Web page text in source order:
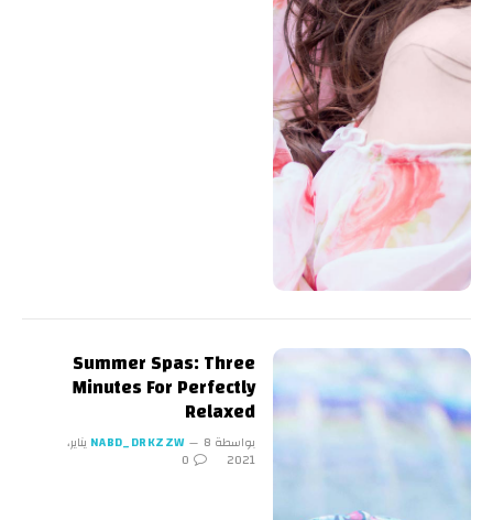
Summer Spas: Three
Minutes For Perfectly
Relaxed
بواسطة NABD_DRKZZW 8 يناير،
2021
0